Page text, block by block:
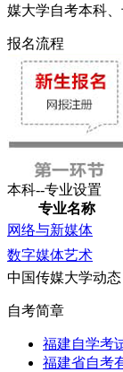
媒大学自考本科
报名流程
本科--专业设置
专业名称
网络与新媒体
数字媒体艺术
中国传媒大学动态
自考简章
福建自学考
福建省自考